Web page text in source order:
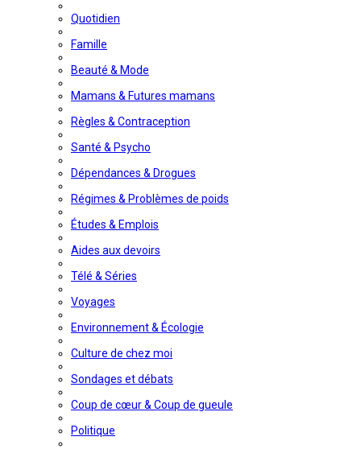
Quotidien
Famille
Beauté & Mode
Mamans & Futures mamans
Règles & Contraception
Santé & Psycho
Dépendances & Drogues
Régimes & Problèmes de poids
Études & Emplois
Aides aux devoirs
Télé & Séries
Voyages
Environnement & Écologie
Culture de chez moi
Sondages et débats
Coup de cœur & Coup de gueule
Politique